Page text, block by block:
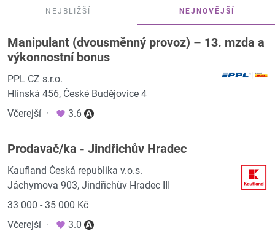
NEJBLIŽŠÍ NEJNOVĚJŠÍ
Manipulant (dvousměnný provoz) – 13. mzda a
výkonnostní bonus
PPL CZ s.r.o.
Hlinská 456, České Budějovice 4
Včerejší · 3.6
Prodavač/ka - Jindřichův Hradec
Kaufland Česká republika v.o.s.
Jáchymova 903, Jindřichův Hradec III
33 000 - 35 000 Kč
Včerejší · 3.0